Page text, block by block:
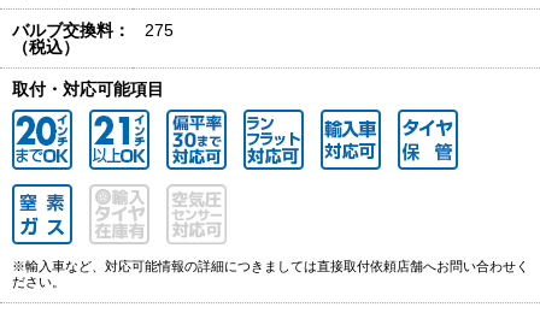
バルブ交換料：
（税込）
275
取付・対応可能項目
※輸入車など、対応可能情報の詳細につきましては直接取付依頼店舗へお問い合わせく
ださい。